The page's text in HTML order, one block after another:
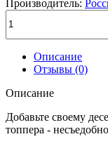
Производитель:
Описание
Отзывы (0)
Описание
Добавьте своему
топпера -